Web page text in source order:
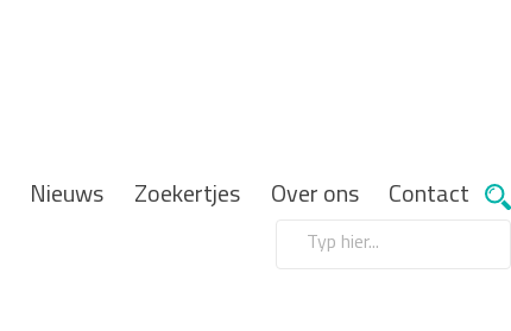
Nieuws Zoekertjes Over ons Contact